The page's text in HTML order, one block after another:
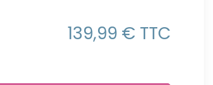
139,99 € TTC